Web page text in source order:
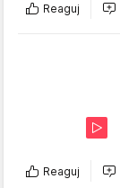
Reaguj
Reaguj